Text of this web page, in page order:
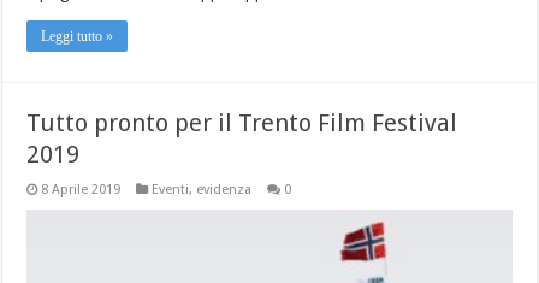
Leggi tutto »
Tutto pronto per il Trento Film Festival
2019
8 Aprile 2019 Eventi, evidenza 0